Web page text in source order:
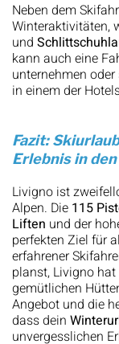
Neben dem
Winteraktivitäten,
und
kann auch eine
unternehmen
in einem der
Fazit:
Erlebnis in
Livigno ist
Alpen. Die 115
Liften und der
perfekten Ziel für
erfahrener
planst, Livigno
gemütlichen
Angebot und die
dass dein
unvergesslichen